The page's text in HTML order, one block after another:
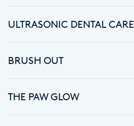
E
Enzympeeling
ULTRASONIC DENTAL CARE
BRUSH OUT
THE PAW GLOW